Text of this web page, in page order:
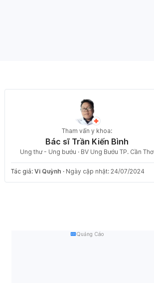
Tham vấn y khoa:
Bác sĩ Trần Kiến Bình
Ung thư - Ung bướu · BV Ung Bướu TP. Cần Thơ
Tác giả: Vi Quỳnh · Ngày cập nhật: 24/07/2024
Quảng Cáo